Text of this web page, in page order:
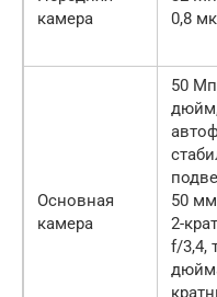
камера
0,8
Основная
камера
50
дюйм,
50
2-
f/3,4,